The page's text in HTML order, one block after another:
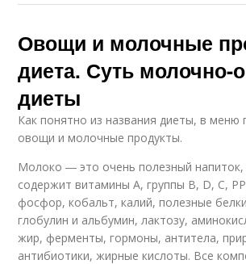
Овощи и молочные
диета. Суть молочно-
диеты
Как понятно из названия диеты, в меню
овощи и молочные продукты.
Молоко ― это очень полезный
содержит витамины А, группы В, D, С,
фосфор, кобальт, калий, полезные
глобулин и альбумин, лактозу,
жир, ферменты, гормоны, антитела,
антибиотики, жирные кислоты. Все